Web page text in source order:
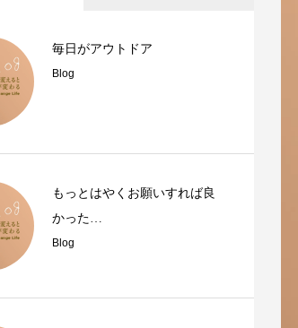
毎日がアウトドア
Blog
もっとはやくお願いすれば良
かった…
Blog